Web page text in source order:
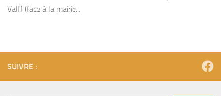
Valff (face à la mairie...
SUIVRE :